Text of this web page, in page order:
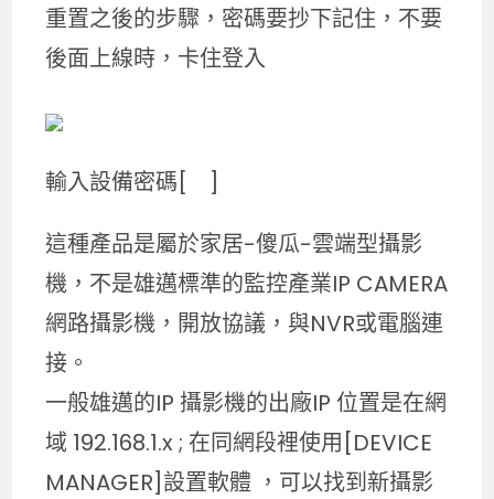
重置之後的步驟，密碼要抄下記住，不要
後面上線時，卡住登入
輸入設備密碼[ ]
這種產品是屬於家居-傻瓜-雲端型攝影
機，不是雄邁標準的監控產業IP CAMERA
網路攝影機，開放協議，與NVR或電腦連
接。
一般雄邁的IP 攝影機的出廠IP 位置是在網
域 192.168.1.x ; 在同網段裡使用[DEVICE
MANAGER]設置軟體 ，可以找到新攝影